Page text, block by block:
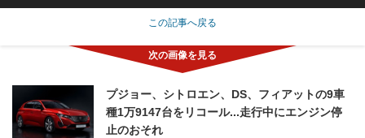
この記事へ戻る
プジョー、シトロエン、DS、フィアットの9車
種1万9147台をリコール...走行中にエンジン停
止のおそれ